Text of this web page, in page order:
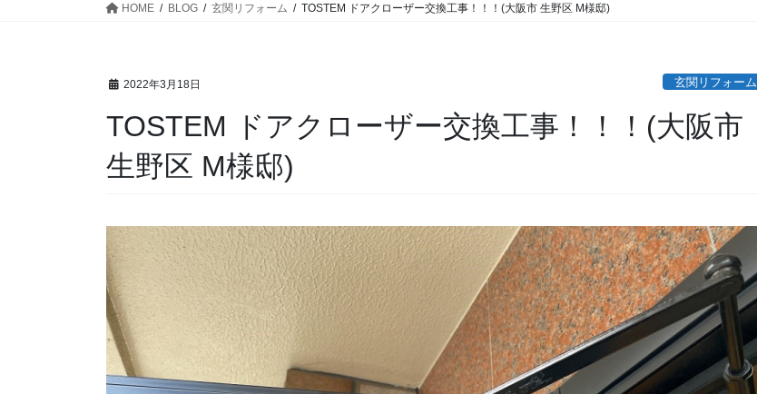
HOME BLOG 玄関リフォーム TOSTEM ドアクローザー交換工事！！！(大阪市 生野区 M様邸)
2022年3月18日 玄関リフォーム
TOSTEM ドアクローザー交換工事！！！(大阪市
生野区 M様邸)